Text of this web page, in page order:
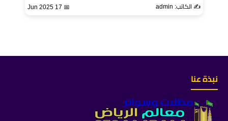
✍️ الكاتب: admin 📅 17 Jun 2025
نبذة عنا